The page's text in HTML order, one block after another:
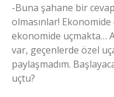
-Buna şahane bir
olmasınlar!
ekonomide uçmakta…
var, geçenlerde özel
paylaşmadım.
uçtu?